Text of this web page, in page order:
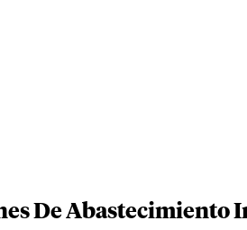
De Abastecimiento